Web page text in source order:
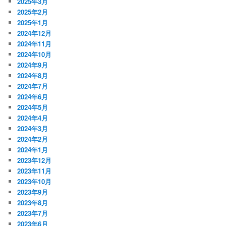
2025年2月
2025年1月
2024年12月
2024年11月
2024年10月
2024年9月
2024年8月
2024年7月
2024年6月
2024年5月
2024年4月
2024年3月
2024年2月
2024年1月
2023年12月
2023年11月
2023年10月
2023年9月
2023年8月
2023年7月
2023年6月